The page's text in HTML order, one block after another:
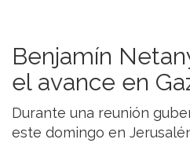
Benjamín
el avance en
Durante una reunión
este domingo en